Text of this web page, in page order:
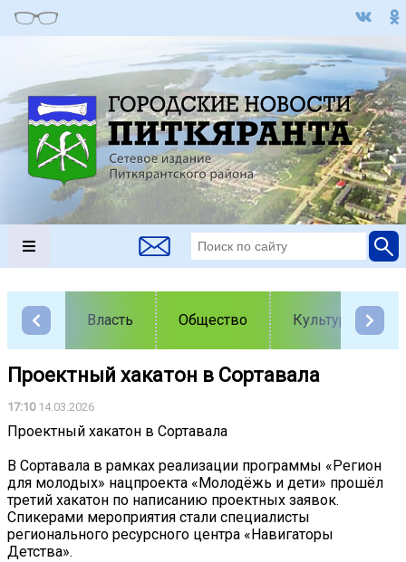
Власть Общество Культура
Проектный хакатон в Сортавала
17:1014.03.2026
Проектный хакатон в Сортавала
В Сортавала в рамках реализации программы «Регион
для молодых» нацпроекта «Молодёжь и дети» прошёл
третий хакатон по написанию проектных заявок.
Спикерами мероприятия стали специалисты
регионального ресурсного центра «Навигаторы
Детства».